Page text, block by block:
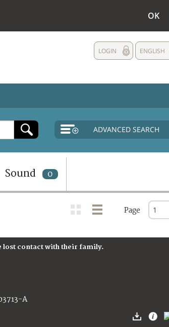
OK
ENGLISH
LOGIN
ADVANCED SEARCH
Sound 0
Page
lost contact with their family.
A